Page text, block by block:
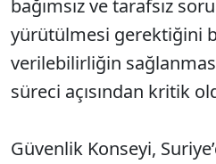
bağımsız ve tarafsız
yürütülmesi gerektiğini
verilebilirliğin
süreci açısından kritik
Güvenlik Konseyi,